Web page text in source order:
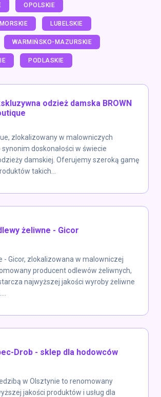
OPOLSKIE
LUBELSKIE
WARMIŃSKO-MAZURSKIE
PODLASKIE
odzież damska BROWN
zlokalizowany w malowniczych
synonim doskonałości w świecie
damskiej. Oferujemy szeroką gamę
takich...
żeliwne - Gicor
- Gicor, zlokalizowana w malowniczej
producent odlewów żeliwnych,
najwyższej jakości wyroby żeliwne
Drob - sklep dla hodowców
w Olsztynie to renomowany
jakości produktów i usług dla